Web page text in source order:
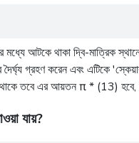
আটকে থাকা দ্বি-মাত্রিক
দৈর্ঘ্য গ্রহণ করেন এবং এটিকে
থাকে তবে এর আয়তন π *
যায়?